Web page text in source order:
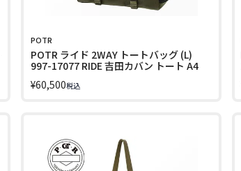
POTR
POTR ライド 2WAY トートバッグ (L)
997-17077 RIDE 吉田カバン トート A4
¥60,500税込